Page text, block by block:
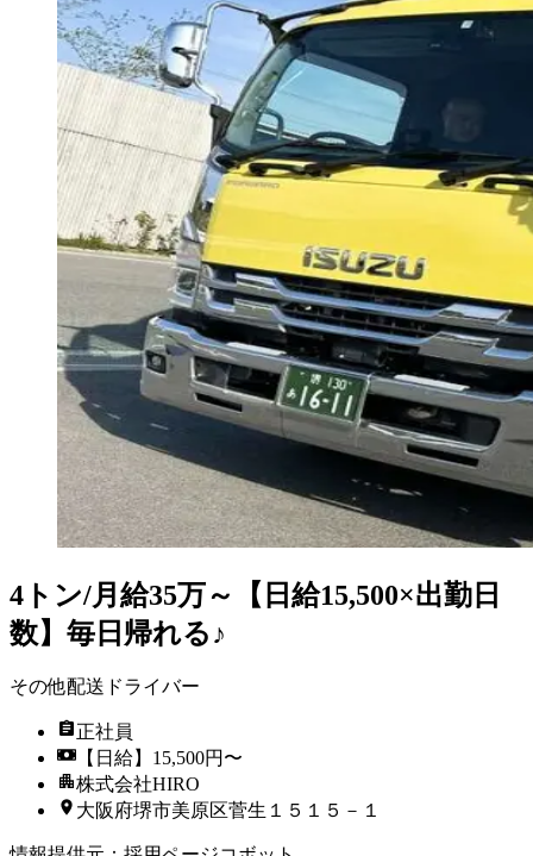
4トン/月給35万～【日給15,500×出勤日
数】毎日帰れる♪
その他配送ドライバー
正社員
【日給】15,500円〜
株式会社HIRO
大阪府堺市美原区菅生１５１５－１